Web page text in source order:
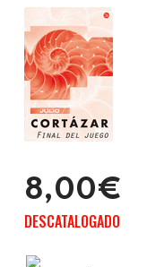
8,00€
DESCATALOGADO